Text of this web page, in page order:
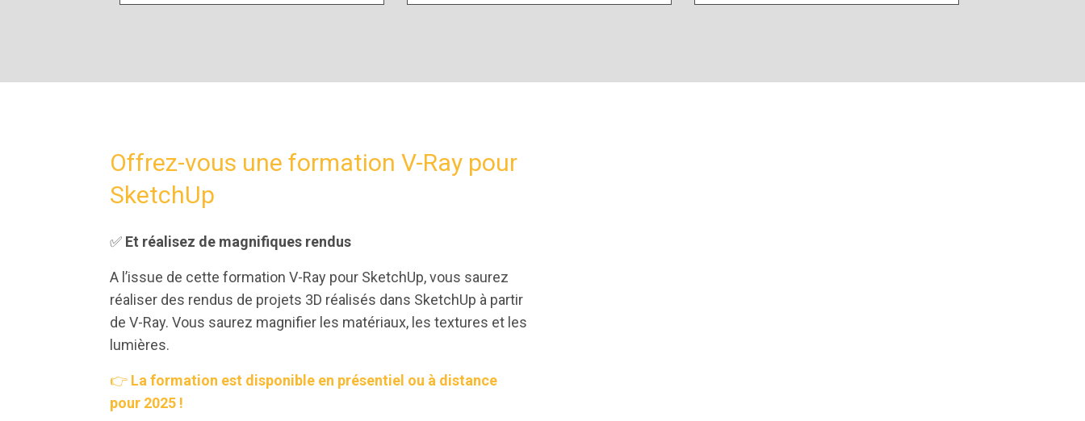
Offrez-vous une formation V-Ray pour
SketchUp
✅ Et réalisez de magnifiques rendus
A l’issue de cette formation V-Ray pour SketchUp, vous saurez
réaliser des rendus de projets 3D réalisés dans SketchUp à partir
de V-Ray. Vous saurez magnifier les matériaux, les textures et les
lumières.
👉 La formation est disponible en présentiel ou à distance
pour 2025 !